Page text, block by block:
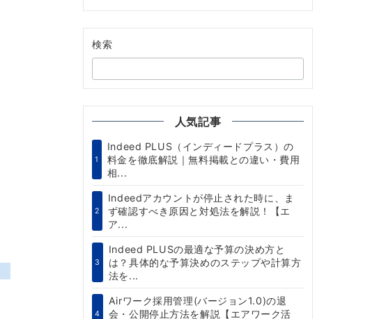
検索
人気記事
1
Indeed PLUS（インディードプラス）の
料金を徹底解説｜無料掲載との違い・費用
相...
2
Indeedアカウントが停止された時に、ま
ず確認すべき原因と対処法を解説！【エ
ア...
3
Indeed PLUSの最適な予算の決め方と
は？具体的な予算決めのステップや計算方
法を...
4
Airワーク採用管理(バージョン1.0)の退
会・公開停止方法を解説【エアワーク活